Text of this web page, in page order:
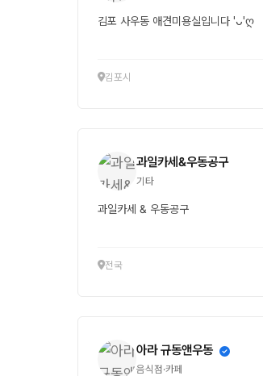
김포 사우동 애견미용실입니다 'ᴗ'ღ
김포시
과일카세&우동공구
기타
과일카세 & 우동공구
전국
아라 규동앤우동
음식점·카페